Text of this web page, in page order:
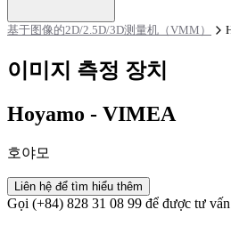
基于图像的2D/2.5D/3D测量机（VMM）
이미지 측정 장치
Hoyamo - VIMEA
호야모
Liên hệ để tìm hiểu thêm
Gọi (+84) 828 31 08 99 để được tư